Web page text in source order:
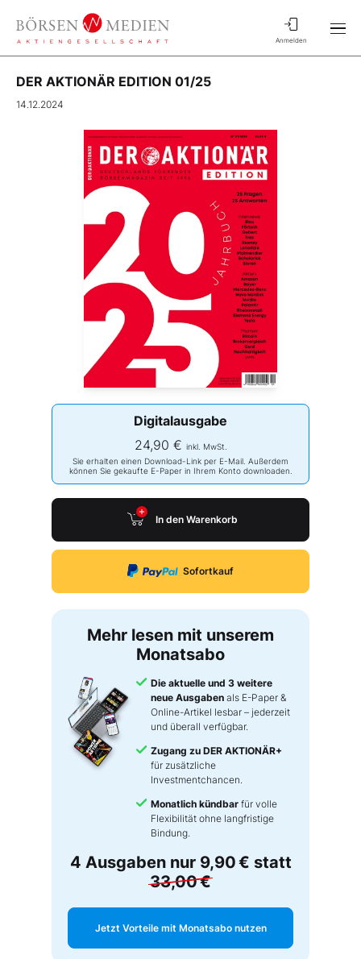
Anmelden
DER AKTIONÄR EDITION 01/25
14.12.2024
Digitalausgabe
24,90 € inkl. MwSt.
Sie erhalten einen Download-Link per E-Mail. Außerdem
können Sie gekaufte E-Paper in Ihrem Konto downloaden.
In den Warenkorb
Sofortkauf
Mehr lesen mit unserem
Monatsabo
Die aktuelle und 3 weitere
neue Ausgaben als E-Paper &
Online-Artikel lesbar – jederzeit
und überall verfügbar.
Zugang zu DER AKTIONÄR+
für zusätzliche
Investmentchancen.
Monatlich kündbar für volle
Flexibilität ohne langfristige
Bindung.
4 Ausgaben nur 9,90 € statt
33,00 €
Jetzt Vorteile mit Monatsabo nutzen